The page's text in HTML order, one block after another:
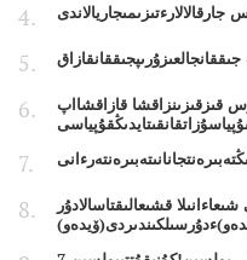
قىزقىزىنزاقشا قازاقشااپ
قشىعالىقتاسالادۇر